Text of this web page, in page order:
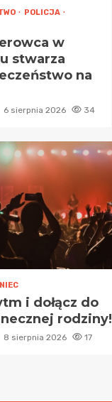
POLICJA
w
stwarza
na
6 sierpnia 2026 34
i dołącz do
rodziny!
8 sierpnia 2026 17